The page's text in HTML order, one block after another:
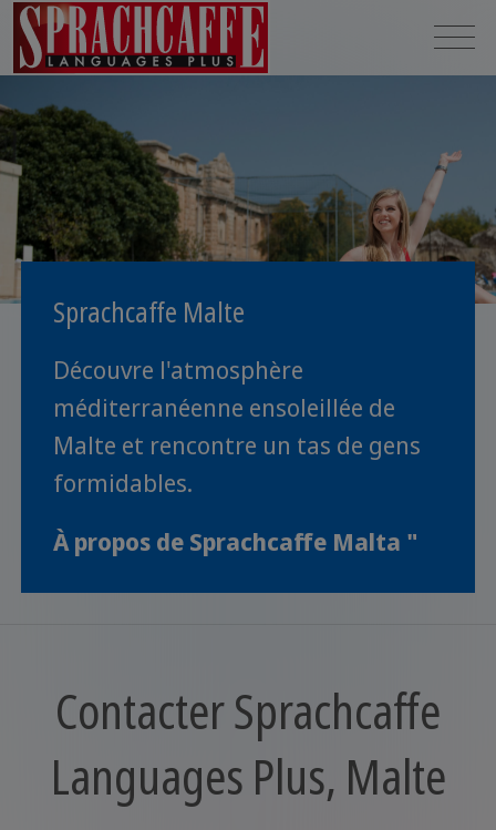
Sprachcaffe Malte
Découvre l'atmosphère
méditerranéenne ensoleillée de
Malte et rencontre un tas de gens
formidables.
À propos de Sprachcaffe Malta "
Contacter Sprachcaffe
Languages Plus, Malte